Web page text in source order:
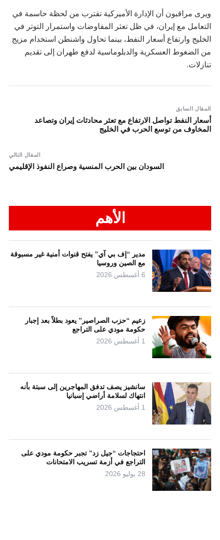
ويرى مراقبون أن الإدارة الأميركية تقترب من لحظة حاسمة في
التعامل مع إيران، في ظل تعثر المفاوضات واستمرار التوتر في
الخليج وارتفاع أسعار النفط، بينما تحاول واشنطن استخدام مزيج
من الضغوط العسكرية والدبلوماسية لدفع طهران إلى تقديم
تنازلات.
المقال السابق
أسعار النفط تواصل الارتفاع مع تعثر محادثات إيران وتصاعد
المخاوف من توسع الحرب في الخليج
المقال التالي
السودان بين الحرب المنسية وصراع النفوذ الإقليمي
الأهم
مدير “إف بي آي” يفتح قنوات أمنية غير مسبوقة
مع الصين وروسيا
6 أغسطس 2026
زعيم “حزب الصراصير” يعود بطلاً بعد إجبار
حكومة مودي على التراجع
1 أغسطس 2026
سانشيز يصف تدفق المهاجرين إلى سبتة بأنه
انتهاك لسلامة أراضي إسبانيا
1 أغسطس 2026
احتجاجات “جيل زد” تجبر حكومة مودي على
التراجع في أزمة تسريب الامتحانات
28 يوليو 2026